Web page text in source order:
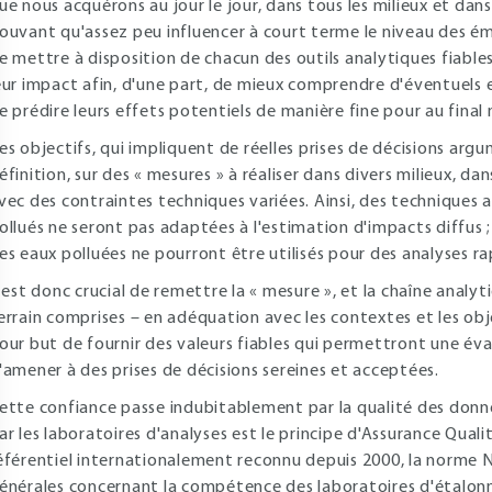
nous acquérons au jour le jour, dans tous les milieux et
qu'assez peu influencer à court terme le niveau des
mettre à disposition de chacun des outils analytiques
impact afin, d'une part, de mieux comprendre
prédire leurs effets potentiels de manière fine pour au final
objectifs, qui impliquent de réelles prises de décisions
sur des « mesures » à réaliser dans divers milieux,
des contraintes techniques variées. Ainsi, des techniques
ne seront pas adaptées à l'estimation d'impacts diffus
eaux polluées ne pourront être utilisés pour des analyses
donc crucial de remettre la « mesure », et la chaîne
comprises – en adéquation avec les contextes et les
but de fournir des valeurs fiables qui permettront une
à des prises de décisions sereines et acceptées.
confiance passe indubitablement par la qualité des
les laboratoires d'analyses est le principe d'Assurance
internationalement reconnu depuis 2000, la norme
concernant la compétence des laboratoires